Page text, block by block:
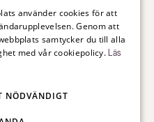
inom rekrytering,
gentemot alla
jobb till chefsnivå.
använder cookies för att
Genom att
samtycker du till alla
med vår cookiepolicy. Läs
NÖDVÄNDIGT